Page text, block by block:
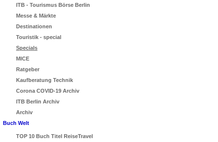
ITB - Tourismus Börse Berlin
Messe & Märkte
Destinationen
Touristik - special
Specials
MICE
Ratgeber
Kaufberatung Technik
Corona COVID-19 Archiv
ITB Berlin Archiv
Archiv
Buch Welt
TOP 10 Buch Titel ReiseTravel